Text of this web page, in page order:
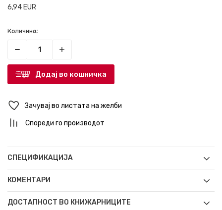
6,94EUR
Количина:
Додај во кошничка
Зачувај во листата на желби
Спореди го производот
СПЕЦИФИКАЦИЈА
КОМЕНТАРИ
ДОСТАПНОСТ ВО КНИЖАРНИЦИТЕ